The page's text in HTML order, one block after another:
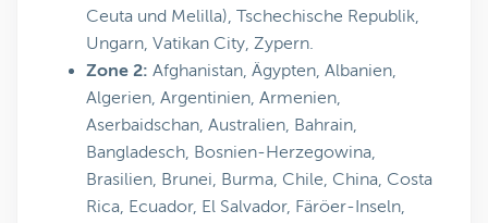
Ceuta und Melilla), Tschechische Republik,
Ungarn, Vatikan City, Zypern.
Zone 2: Afghanistan, Ägypten, Albanien,
Algerien, Argentinien, Armenien,
Aserbaidschan, Australien, Bahrain,
Bangladesch, Bosnien-Herzegowina,
Brasilien, Brunei, Burma, Chile, China, Costa
Rica, Ecuador, El Salvador, Färöer-Inseln,